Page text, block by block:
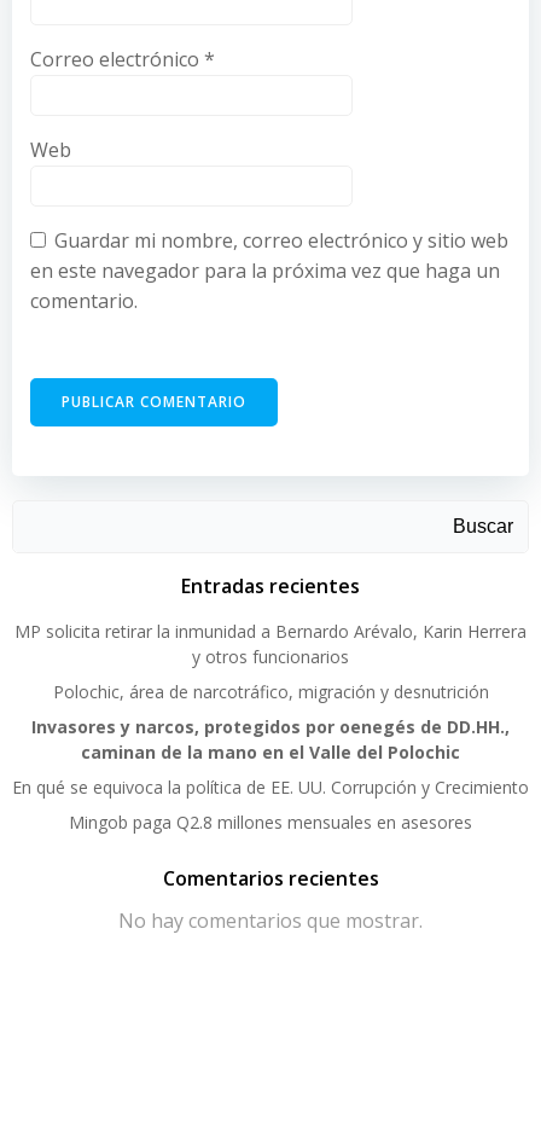
Correo electrónico *
Web
Guardar mi nombre, correo electrónico y sitio web
en este navegador para la próxima vez que haga un
comentario.
Buscar
Entradas recientes
MP solicita retirar la inmunidad a Bernardo Arévalo, Karin Herrera
y otros funcionarios
Polochic, área de narcotráfico, migración y desnutrición
Invasores y narcos, protegidos por oenegés de DD.HH.,
caminan de la mano en el Valle del Polochic
En qué se equivoca la política de EE. UU. Corrupción y Crecimiento
Mingob paga Q2.8 millones mensuales en asesores
Comentarios recientes
No hay comentarios que mostrar.